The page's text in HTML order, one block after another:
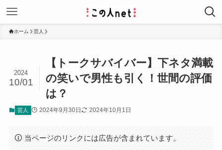
ホーム 芸人
【トークサバイバー】下ネタ満載
の笑いで男性も引く！世間の評価
は？
2024
10/01
芸人 2024年9月30日 2024年10月1日
当ページのリンクには広告が含まれています。